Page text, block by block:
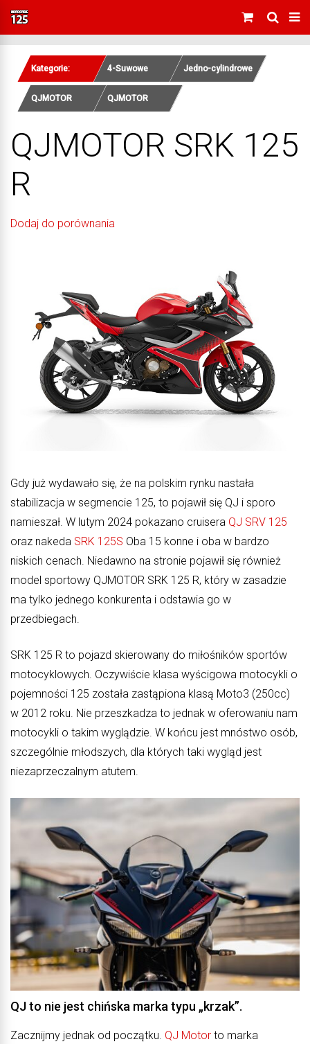
Kategorie: 4-Suwowe Jedno-cylindrowe
QJMOTOR QJMOTOR
QJMOTOR SRK 125
R
Dodaj do porównania
Gdy już wydawało się, że na polskim rynku nastała
stabilizacja w segmencie 125, to pojawił się QJ i sporo
namieszał. W lutym 2024 pokazano cruisera QJ SRV 125
oraz nakeda SRK 125S Oba 15 konne i oba w bardzo
niskich cenach. Niedawno na stronie pojawił się również
model sportowy QJMOTOR SRK 125 R, który w zasadzie
ma tylko jednego konkurenta i odstawia go w
przedbiegach.
SRK 125 R to pojazd skierowany do miłośników sportów
motocyklowych. Oczywiście klasa wyścigowa motocykli o
pojemności 125 została zastąpiona klasą Moto3 (250cc)
w 2012 roku. Nie przeszkadza to jednak w oferowaniu nam
motocykli o takim wyglądzie. W końcu jest mnóstwo osób,
szczególnie młodszych, dla których taki wygląd jest
niezaprzeczalnym atutem.
QJ to nie jest chińska marka typu „krzak”.
Zacznijmy jednak od początku. QJ Motor to marka